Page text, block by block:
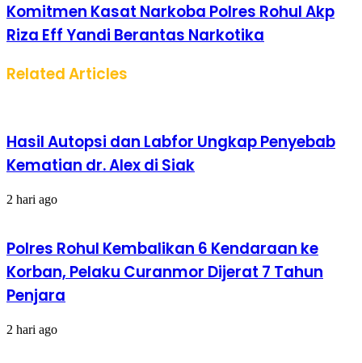
Komitmen Kasat Narkoba Polres Rohul Akp
Riza Eff Yandi Berantas Narkotika
Related Articles
Hasil Autopsi dan Labfor Ungkap Penyebab
Kematian dr. Alex di Siak
2 hari ago
Polres Rohul Kembalikan 6 Kendaraan ke
Korban, Pelaku Curanmor Dijerat 7 Tahun
Penjara
2 hari ago